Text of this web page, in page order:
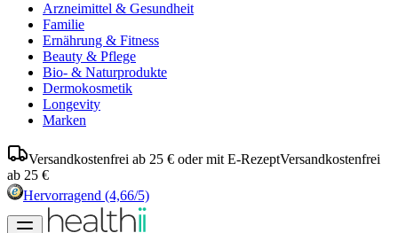
Arzneimittel & Gesundheit
Familie
Ernährung & Fitness
Beauty & Pflege
Bio- & Naturprodukte
Dermokosmetik
Longevity
Marken
Versandkostenfrei ab 25 € oder mit E-RezeptVersandkostenfrei
ab 25 €
Hervorragend (4,66/5)